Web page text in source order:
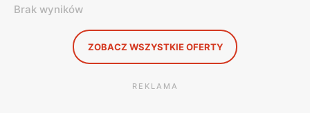
Brak wyników
ZOBACZ WSZYSTKIE OFERTY
REKLAMA